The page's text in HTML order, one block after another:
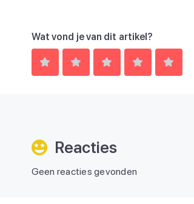
Wat vond je van dit artikel?
Reacties
Geen reacties gevonden